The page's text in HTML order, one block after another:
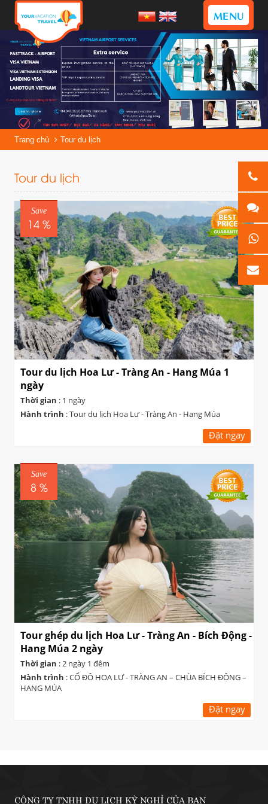
MENU
Trang chủ Tour du lịch
Tour du lịch
Save
14 %
Tour du lịch Hoa Lư - Tràng An - Hang Múa 1
ngày
Thời gian : 1 ngày
Hành trình : Tour du lịch Hoa Lư - Tràng An - Hang Múa
Đặt ngay
Save
8 %
Tour ghép du lịch Hoa Lư - Tràng An - Bích Động -
Hang Múa 2 ngày
Thời gian : 2 ngày 1 đêm
Hành trình : CỐ ĐÔ HOA LƯ - TRÀNG AN – CHÙA BÍCH ĐỘNG –
HANG MÚA
Đặt ngay
CÔNG TY TNHH DU LỊCH KỲ NGHỈ CỦA BẠN